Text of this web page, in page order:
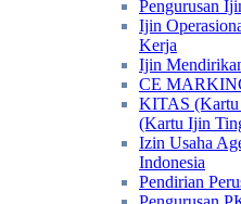
Pengurusan
Ijin
Kerja
Ijin
CE
KITAS (Kartu
(Kartu Ijin
Izin Usaha
Indonesia
Pendirian